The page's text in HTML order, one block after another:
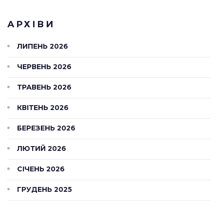
АРХІВИ
ЛИПЕНЬ 2026
ЧЕРВЕНЬ 2026
ТРАВЕНЬ 2026
КВІТЕНЬ 2026
БЕРЕЗЕНЬ 2026
ЛЮТИЙ 2026
СІЧЕНЬ 2026
ГРУДЕНЬ 2025